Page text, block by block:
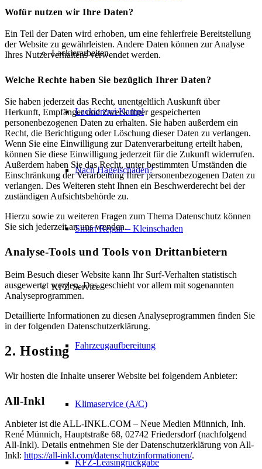
Lackierarbeiten
Lackiererei Kampl
Nach Hagelschaden?
Smart Repair – Kleinschaden
KFZ-Service
Fahrzeugaufbereitung
Klimaservice (A/C)
KFZ-Leasingrückgabe
Wofür nutzen wir Ihre Daten?
Ein Teil der Daten wird erhoben, um eine fehlerfreie Bereitstellung
der Website zu gewährleisten. Andere Daten können zur Analyse
Ihres Nutzerverhaltens verwendet werden.
Welche Rechte haben Sie bezüglich Ihrer Daten?
Sie haben jederzeit das Recht, unentgeltlich Auskunft über
Herkunft, Empfänger und Zweck Ihrer gespeicherten
personenbezogenen Daten zu erhalten. Sie haben außerdem ein
Recht, die Berichtigung oder Löschung dieser Daten zu verlangen.
Wenn Sie eine Einwilligung zur Datenverarbeitung erteilt haben,
können Sie diese Einwilligung jederzeit für die Zukunft widerrufen.
Außerdem haben Sie das Recht, unter bestimmten Umständen die
Einschränkung der Verarbeitung Ihrer personenbezogenen Daten zu
verlangen. Des Weiteren steht Ihnen ein Beschwerderecht bei der
zuständigen Aufsichtsbehörde zu.
Hierzu sowie zu weiteren Fragen zum Thema Datenschutz können
Sie sich jederzeit an uns wenden.
Analyse-Tools und Tools von Dritt­anbietern
Beim Besuch dieser Website kann Ihr Surf-Verhalten statistisch
ausgewertet werden. Das geschieht vor allem mit sogenannten
Analyseprogrammen.
Detaillierte Informationen zu diesen Analyseprogrammen finden Sie
in der folgenden Datenschutzerklärung.
2. Hosting
Wir hosten die Inhalte unserer Website bei folgendem Anbieter:
All-Inkl
Anbieter ist die ALL-INKL.COM – Neue Medien Münnich, Inh.
René Münnich, Hauptstraße 68, 02742 Friedersdorf (nachfolgend
All-Inkl). Details entnehmen Sie der Datenschutzerklärung von All-
Inkl: https://all-inkl.com/datenschutzinformationen/.